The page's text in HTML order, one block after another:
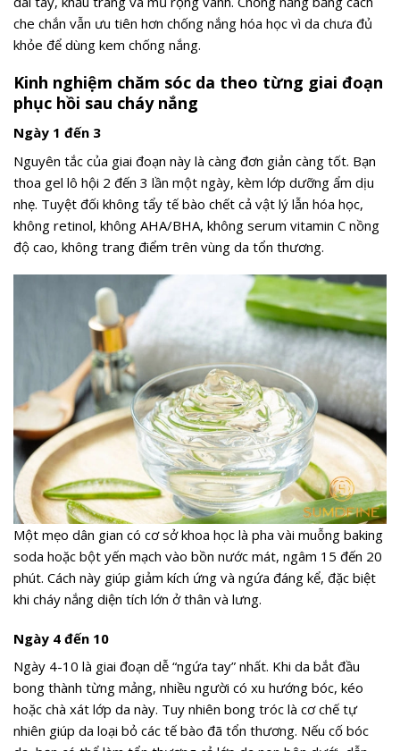
che chắn vẫn ưu tiên hơn chống nắng hóa học vì da chưa đủ
khỏe để dùng kem chống nắng.
Kinh nghiệm chăm sóc da theo từng giai đoạn
phục hồi sau cháy nắng
Ngày 1 đến 3
Nguyên tắc của giai đoạn này là càng đơn giản càng tốt. Bạn
thoa gel lô hội 2 đến 3 lần một ngày, kèm lớp dưỡng ẩm dịu
nhẹ. Tuyệt đối không tẩy tế bào chết cả vật lý lẫn hóa học,
không retinol, không AHA/BHA, không serum vitamin C nồng
độ cao, không trang điểm trên vùng da tổn thương.
Một mẹo dân gian có cơ sở khoa học là pha vài muỗng baking
soda hoặc bột yến mạch vào bồn nước mát, ngâm 15 đến 20
phút. Cách này giúp giảm kích ứng và ngứa đáng kể, đặc biệt
khi cháy nắng diện tích lớn ở thân và lưng.
Ngày 4 đến 10
Ngày 4-10 là giai đoạn dễ “ngứa tay” nhất. Khi da bắt đầu
bong thành từng mảng, nhiều người có xu hướng bóc, kéo
hoặc chà xát lớp da này. Tuy nhiên bong tróc là cơ chế tự
nhiên giúp da loại bỏ các tế bào đã tổn thương. Nếu cố bóc